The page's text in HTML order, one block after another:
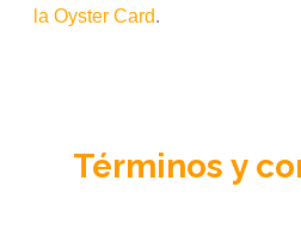
la Oyster Card.
Términos y